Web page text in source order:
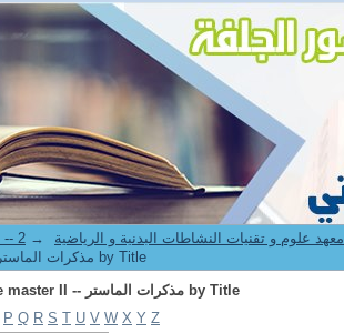
Browsing 2.[STAPS] Mémoires de master II -- مذكرات الماستر by Title
9. Institut STAPS -- معهد علوم و تقنيات النشاطات البدنية و الرياضية →
[STAPS] Mémoires de master II -- مذكرات الماستر by Title
Browsing 2.[STAPS] Mémoires de master II -- مذكرات الماستر by Title
P Q R S T U V W X Y Z